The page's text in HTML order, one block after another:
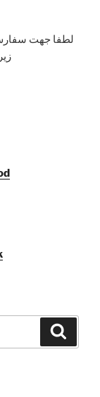
لطفا جهت